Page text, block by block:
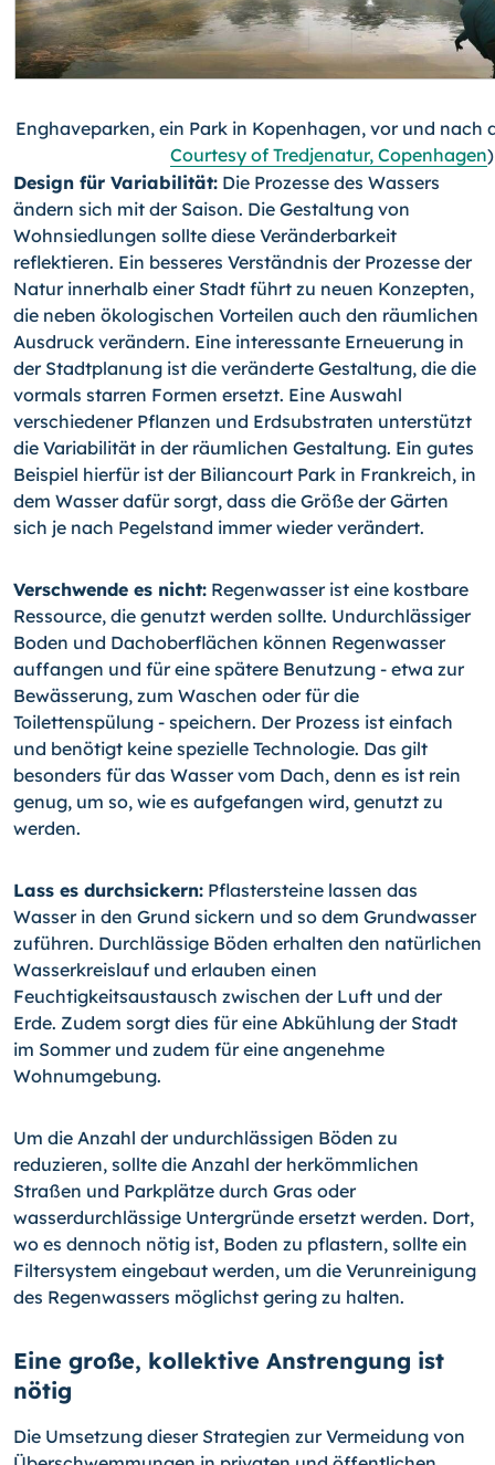
Enghaveparken, ein Park in Kopenhagen, vor und nach
Courtesy of Tredjenatur, Copenhagen)
Design für Variabilität: Die Prozesse des Wassers
ändern sich mit der Saison. Die Gestaltung von
Wohnsiedlungen sollte diese Veränderbarkeit
reflektieren. Ein besseres Verständnis der Prozesse der
Natur innerhalb einer Stadt führt zu neuen Konzepten,
die neben ökologischen Vorteilen auch den räumlichen
Ausdruck verändern. Eine interessante Erneuerung in
der Stadtplanung ist die veränderte Gestaltung, die die
vormals starren Formen ersetzt. Eine Auswahl
verschiedener Pflanzen und Erdsubstraten unterstützt
die Variabilität in der räumlichen Gestaltung. Ein gutes
Beispiel hierfür ist der Biliancourt Park in Frankreich, in
dem Wasser dafür sorgt, dass die Größe der Gärten
sich je nach Pegelstand immer wieder verändert.
Verschwende es nicht: Regenwasser ist eine kostbare
Ressource, die genutzt werden sollte. Undurchlässiger
Boden und Dachoberflächen können Regenwasser
auffangen und für eine spätere Benutzung - etwa zur
Bewässerung, zum Waschen oder für die
Toilettenspülung - speichern. Der Prozess ist einfach
und benötigt keine spezielle Technologie. Das gilt
besonders für das Wasser vom Dach, denn es ist rein
genug, um so, wie es aufgefangen wird, genutzt zu
werden.
Lass es durchsickern: Pflastersteine lassen das
Wasser in den Grund sickern und so dem Grundwasser
zuführen. Durchlässige Böden erhalten den natürlichen
Wasserkreislauf und erlauben einen
Feuchtigkeitsaustausch zwischen der Luft und der
Erde. Zudem sorgt dies für eine Abkühlung der Stadt
im Sommer und zudem für eine angenehme
Wohnumgebung.
Um die Anzahl der undurchlässigen Böden zu
reduzieren, sollte die Anzahl der herkömmlichen
Straßen und Parkplätze durch Gras oder
wasserdurchlässige Untergründe ersetzt werden. Dort,
wo es dennoch nötig ist, Boden zu pflastern, sollte ein
Filtersystem eingebaut werden, um die Verunreinigung
des Regenwassers möglichst gering zu halten.
Eine große, kollektive Anstrengung ist
nötig
Die Umsetzung dieser Strategien zur Vermeidung von